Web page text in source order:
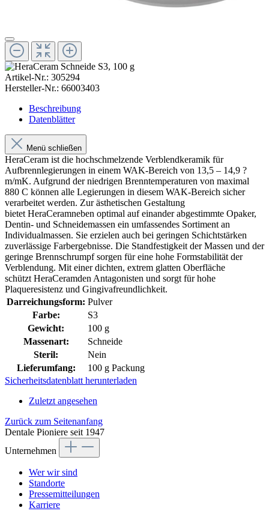
Artikel-Nr.: 305294
Hersteller-Nr.: 66003403
Beschreibung
Datenblätter
Menü schließen
HeraCeram ist die hochschmelzende Verblendkeramik für
Aufbrennlegierungen in einem WAK-Bereich von 13,5 – 14,9 ?
m/mK. Aufgrund der niedrigen Brenntemperaturen von maximal
880 C können alle Legierungen in diesem WAK-Bereich sicher
verarbeitet werden. Zur ästhetischen Gestaltung
bietet HeraCeramneben optimal auf einander abgestimmte Opaker,
Dentin- und Schneidemassen ein umfassendes Sortiment an
Individualmassen. Sie erzielen auch bei geringen Schichtstärken
zuverlässige Farbergebnisse. Die Standfestigkeit der Massen und der
geringe Brennschrumpf sorgen für eine hohe Formstabilität der
Verblendung. Mit einer dichten, extrem glatten Oberfläche
schützt HeraCeramden Antagonisten und sorgt für hohe
Plaqueresistenz und Gingivafreundlichkeit.
Darreichungsform: Pulver
Farbe:
S3
Gewicht:
100 g
Massenart:
Schneide
Steril:
Nein
Lieferumfang:
100 g Packung
Sicherheitsdatenblatt herunterladen
Zuletzt angesehen
Zurück zum Seitenanfang
Dentale Pioniere seit 1947
Unternehmen
Wer wir sind
Standorte
Pressemitteilungen
Karriere